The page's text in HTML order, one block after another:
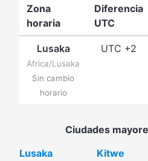
Zona
horaria
Diferencia
UTC
Lusaka
Africa/Lusaka
Sin cambio
horario
UTC +2
Ciudades
Lusaka
Kitwe